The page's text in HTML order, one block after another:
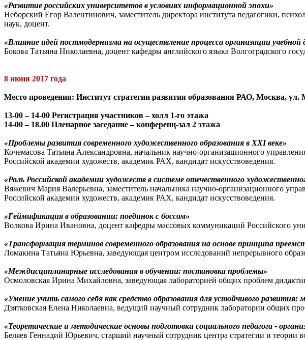
«Развитие российских университетов в условиях информационной эпохи»
Неборский Егор Валентинович, заместитель директора института педагогики,
наук, доцент.
«Влияние идей постмодернизма на осуществление процесса организации
Бокова Татьяна Николаевна, доцент кафедры английского языка Волгоградского
8 июня 2017 года
Место проведения: Институт стратегии развития образования РАО, Москва, ул.
13-00 – 14-00 Регистрация участников – холл 1-го этажа
14-00 – 18.00 Пленарное заседание – конференц-зал 2 этажа
«Проблемы развития современного художественного образования в XXI веке»
Кочемасова Татьяна Александровна, начальник научно-организационного
Российской академии художеств, академик РАХ, кандидат искусствоведения.
«Роль Российской академии художеств в системе отечественного
Вяжевич Мария Валерьевна, заместитель начальника научно-организационного
Российской академии художеств, академик РАХ, кандидат искусствоведения.
«Геймификация в образовании: поединок с боссом»
Волкова Ирина Ивановна, доцент кафедры массовых коммуникаций Российского
«Трансформация терминов современного образования на основе принципа
Ломакина Татьяна Юрьевна, заведующая центром исследований непрерывного
«Междисциплинарные исследования в обучении: постановка проблемы»
Осмоловская Ирина Михайловна, заведующая лабораторией общих проблем
«Умение учить самого себя как средство образования для устойчивого
Дзятковская Елена Николаевна, ведущий научный сотрудник лаборатории общих
«Теоретические и методические основы подготовки социального педагога -
Беляев Геннадий Юрьевич, старший научный сотрудник центра стратегии и теории